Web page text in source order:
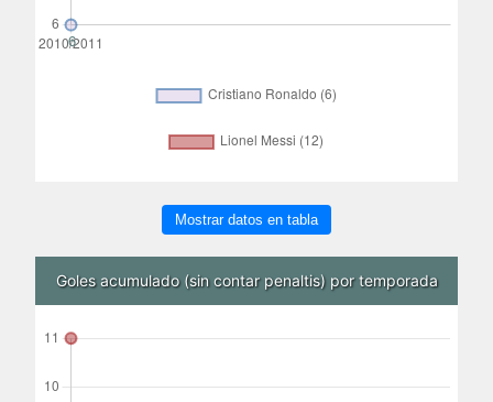
Mostrar datos en tabla
Goles acumulado (sin contar penaltis) por temporada